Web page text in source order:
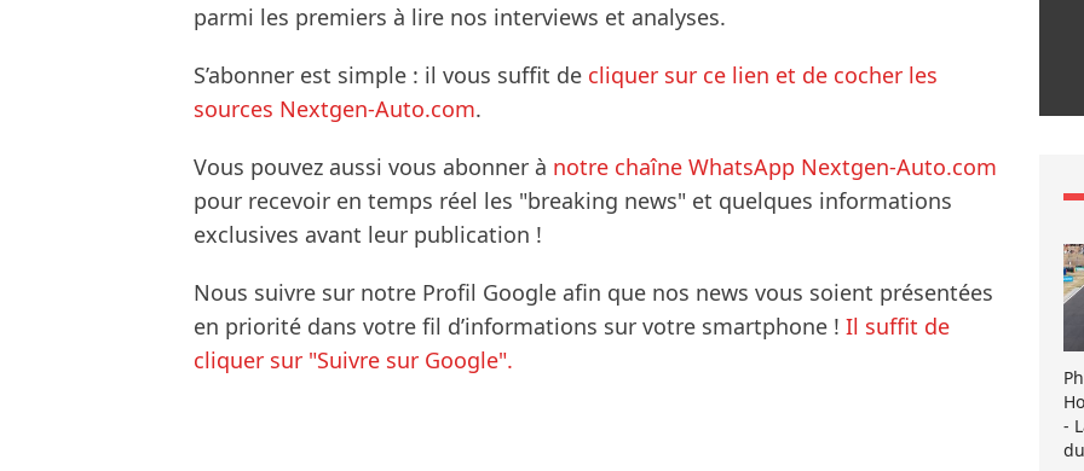
parmi les premiers à lire nos interviews et analyses.
S’abonner est simple : il vous suffit de cliquer sur ce lien et de cocher les
sources Nextgen-Auto.com.
Vous pouvez aussi vous abonner à notre chaîne WhatsApp Nextgen-Auto.com
pour recevoir en temps réel les "breaking news" et quelques informations
exclusives avant leur publication !
Nous suivre sur notre Profil Google afin que nos news vous soient présentées
en priorité dans votre fil d’informations sur votre smartphone ! Il suffit de
cliquer sur "Suivre sur Google".
-